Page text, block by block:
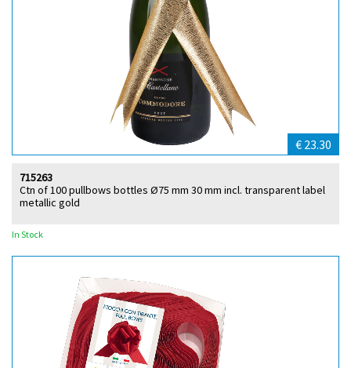
€ 23.30
Ctn of 100 pullbows bottles Ø75 mm 30 mm incl. transparent label
metallic gold
715263
In Stock